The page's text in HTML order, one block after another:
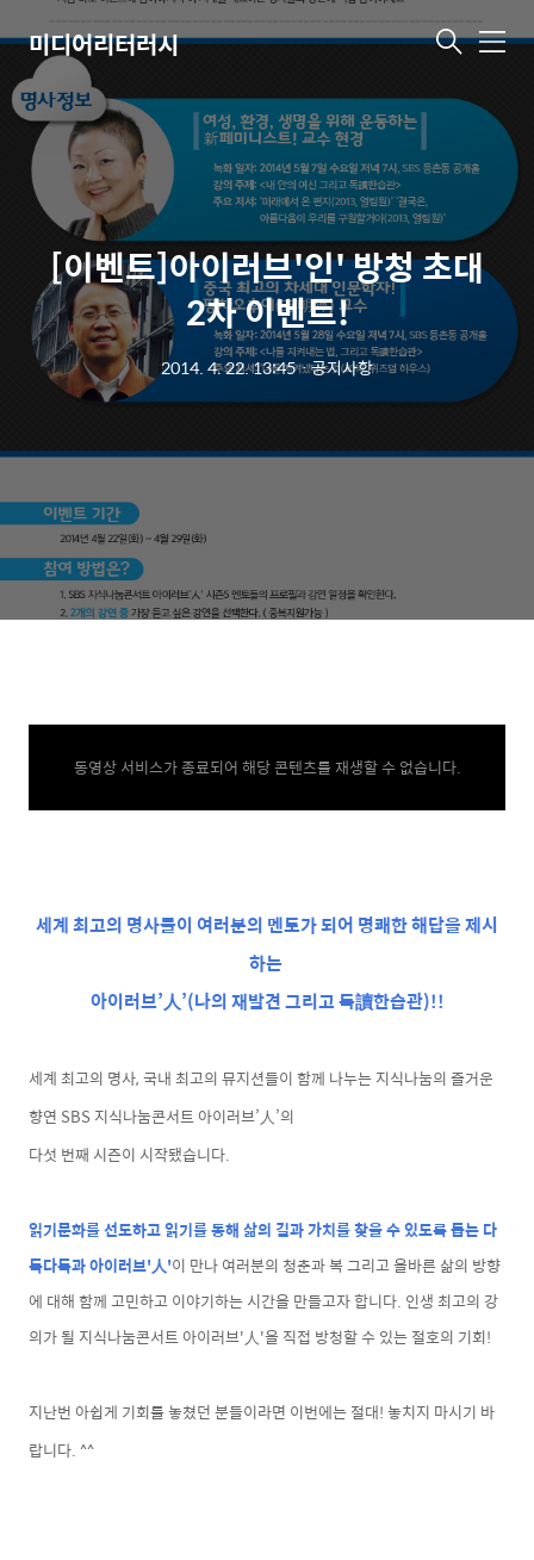
미디어리터러시 메
[이벤트]아이러브'인' 방청 초대
2차 이벤트!
2014. 4. 22. 13:45ㆍ공지사항
동영상 서비스가 종료되어 해당 콘텐츠를 재생할 수 없습니다.
세계 최고의 명사들이 여러분의 멘토가 되어 명쾌한 해답을 제시
하는
아이러브’人’(나의 재발견 그리고 독讀한습관)!!
세계 최고의 명사, 국내 최고의 뮤지션들이 함께 나누는 지식나눔의 즐거운
향연 SBS 지식나눔콘서트 아이러브’人’의
다섯 번째 시즌이 시작됐습니다.
읽기문화를 선도하고 읽기를 통해 삶의 길과 가치를 찾을 수 있도록 돕는 다
독다독과 아이러브'人'이 만나 여러분의 청춘과 복 그리고 올바른 삶의 방향
에 대해 함께 고민하고 이야기하는 시간을 만들고자 합니다. 인생 최고의 강
의가 될 지식나눔콘서트 아이러브'人'을 직접 방청할 수 있는 절호의 기회!
지난번 아쉽게 기회를 놓쳤던 분들이라면 이번에는 절대! 놓치지 마시기 바
랍니다. ^^